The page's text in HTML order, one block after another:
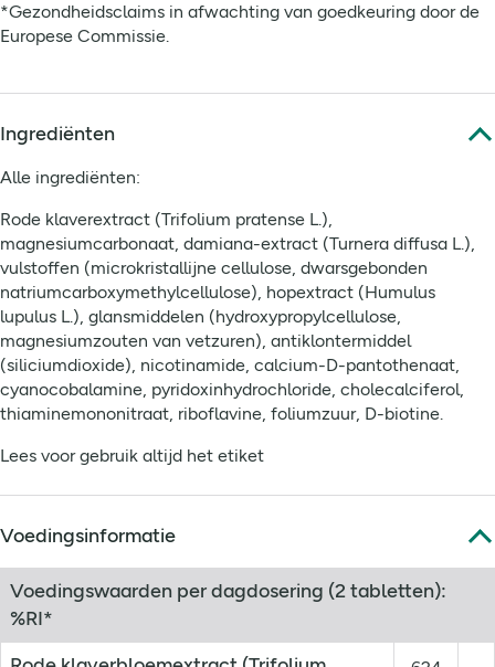
*Gezondheidsclaims in afwachting van goedkeuring door de
Europese Commissie.
Ingrediënten
Alle ingrediënten:
Rode klaverextract (Trifolium pratense L.),
magnesiumcarbonaat, damiana-extract (Turnera diffusa L.),
vulstoffen (microkristallijne cellulose, dwarsgebonden
natriumcarboxymethylcellulose), hopextract (Humulus
lupulus L.), glansmiddelen (hydroxypropylcellulose,
magnesiumzouten van vetzuren), antiklontermiddel
(siliciumdioxide), nicotinamide, calcium-D-pantothenaat,
cyanocobalamine, pyridoxinhydrochloride, cholecalciferol,
thiaminemononitraat, riboflavine, foliumzuur, D-biotine.
Lees voor gebruik altijd het etiket
Voedingsinformatie
Voedingswaarden per dagdosering (2 tabletten):
%RI*